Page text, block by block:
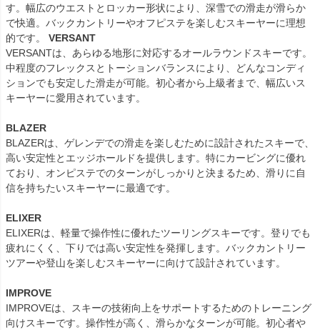
す。幅広のウエストとロッカー形状により、深雪での滑走が滑らか
で快適。バックカントリーやオフピステを楽しむスキーヤーに理想
的です。 VERSANT
VERSANTは、あらゆる地形に対応するオールラウンドスキーです。
中程度のフレックスとトーションバランスにより、どんなコンディ
ションでも安定した滑走が可能。初心者から上級者まで、幅広いス
キーヤーに愛用されています。
BLAZER
BLAZERは、ゲレンデでの滑走を楽しむために設計されたスキーで、
高い安定性とエッジホールドを提供します。特にカービングに優れ
ており、オンピステでのターンがしっかりと決まるため、滑りに自
信を持ちたいスキーヤーに最適です。
ELIXER
ELIXERは、軽量で操作性に優れたツーリングスキーです。登りでも
疲れにくく、下りでは高い安定性を発揮します。バックカントリー
ツアーや登山を楽しむスキーヤーに向けて設計されています。
IMPROVE
IMPROVEは、スキーの技術向上をサポートするためのトレーニング
向けスキーです。操作性が高く、滑らかなターンが可能。初心者や